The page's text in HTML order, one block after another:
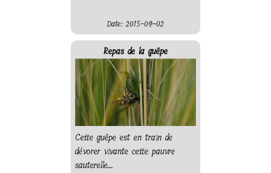
Date: 2015-09-02
Repas de la guêpe
Cette guêpe est en train de
dévorer vivante cette pauvre
sauterelle...